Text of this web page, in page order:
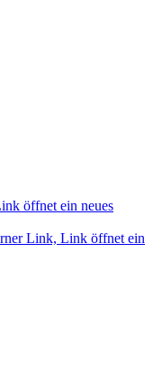
öffnet ein neues
Link, Link öffnet ein